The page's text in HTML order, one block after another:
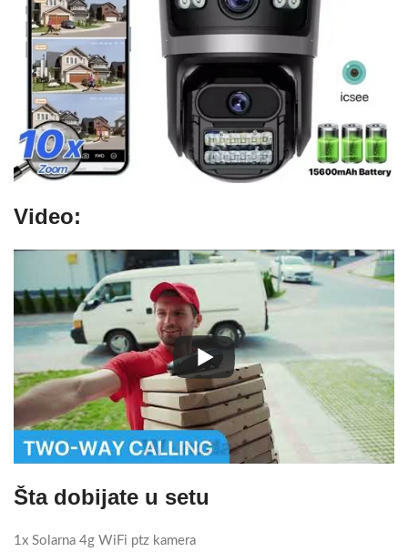
Video:
Šta dobijate u setu
1x Solarna 4g WiFi ptz kamera